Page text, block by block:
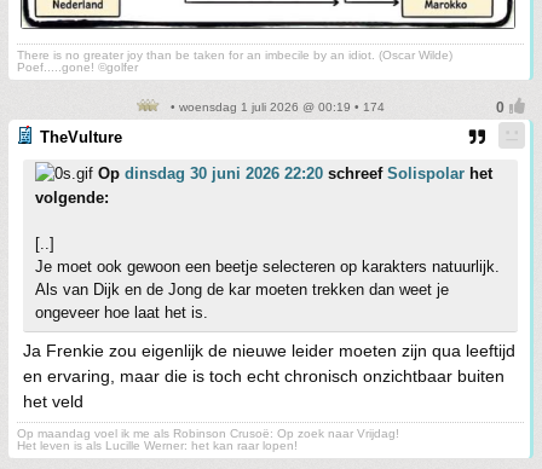
There is no greater joy than be taken for an imbecile by an idiot. (Oscar Wilde)
Poef.....gone! ©golfer
• woensdag 1 juli 2026 @ 00:19 • 174
TheVulture
Op dinsdag 30 juni 2026 22:20 schreef Solispolar het
volgende:
[..]
Je moet ook gewoon een beetje selecteren op karakters natuurlijk.
Als van Dijk en de Jong de kar moeten trekken dan weet je
ongeveer hoe laat het is.
Ja Frenkie zou eigenlijk de nieuwe leider moeten zijn qua leeftijd
en ervaring, maar die is toch echt chronisch onzichtbaar buiten
het veld
Op maandag voel ik me als Robinson Crusoë: Op zoek naar Vrijdag!
Het leven is als Lucille Werner: het kan raar lopen!